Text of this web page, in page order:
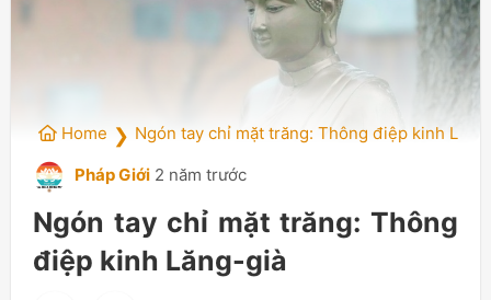
Home ❯ Ngón tay chỉ mặt trăng: Thông điệp kinh
Pháp Giới 2 năm trước
Ngón tay chỉ mặt trăng: Thông
điệp kinh Lăng-già